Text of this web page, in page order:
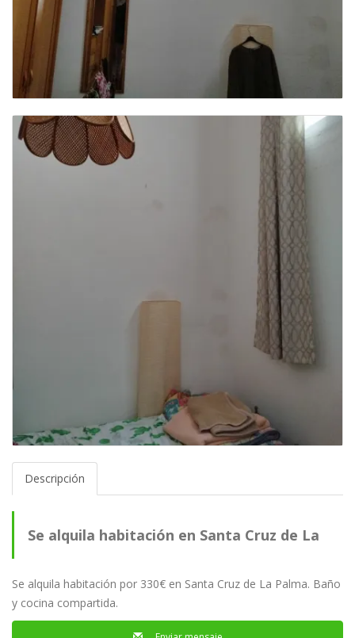
Descripción
Se alquila habitación en Santa Cruz de La
Palma
Se alquila habitación por 330€ en Santa Cruz de La Palma. Baño
y cocina compartida.